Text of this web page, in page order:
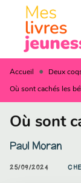
MENU
PIED DE
Accueil • Deux
Où sont cachés les
Où sont
Paul Moran
25/09/2024